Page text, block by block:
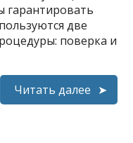
гарантировать
две
поверка и
Читать далее